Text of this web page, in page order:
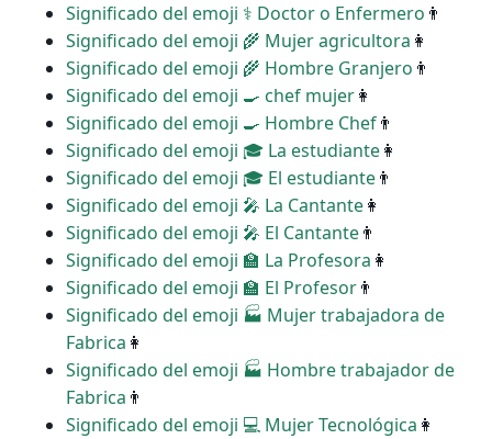
Significado del emoji ‍⚕️ Doctor o Enfermero 👨
Significado del emoji ‍🌾 Mujer agricultora 👩
Significado del emoji ‍🌾 Hombre Granjero 👨
Significado del emoji ‍🍳 chef mujer👩
Significado del emoji ‍🍳 Hombre Chef👨
Significado del emoji ‍🎓 La estudiante👩
Significado del emoji ‍🎓 El estudiante👨
Significado del emoji ‍🎤 La Cantante👩
Significado del emoji ‍🎤 El Cantante👨
Significado del emoji ‍🏫 La Profesora 👩
Significado del emoji ‍🏫 El Profesor👨
Significado del emoji ‍🏭 Mujer trabajadora de
Fabrica 👩
Significado del emoji ‍🏭 Hombre trabajador de
Fabrica 👨
Significado del emoji ‍💻 Mujer Tecnológica 👩